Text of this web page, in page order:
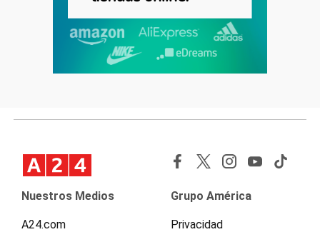
Nuestros Medios
A24.com
Grupo América
Privacidad